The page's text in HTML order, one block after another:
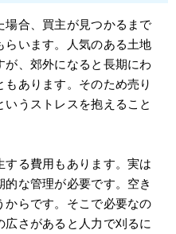
合、買主が見つかるまで
います。人気のある土地
、郊外になると長期にわ
あります。そのため売り
うストレスを抱えること
する費用もあります。実は
な管理が必要です。空き
らです。そこで必要なの
さがあると人力で刈るに